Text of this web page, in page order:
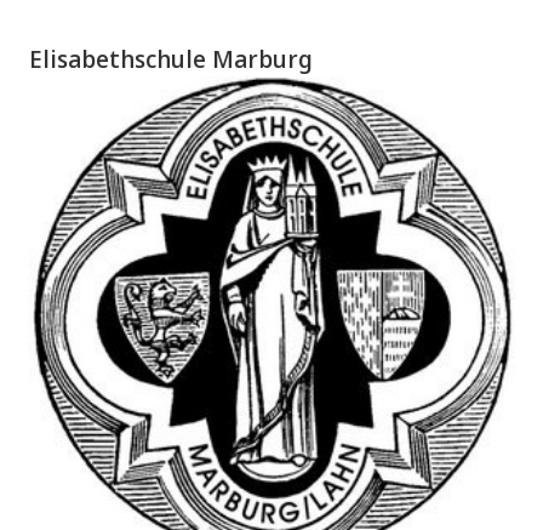
Elisabethschule Marburg